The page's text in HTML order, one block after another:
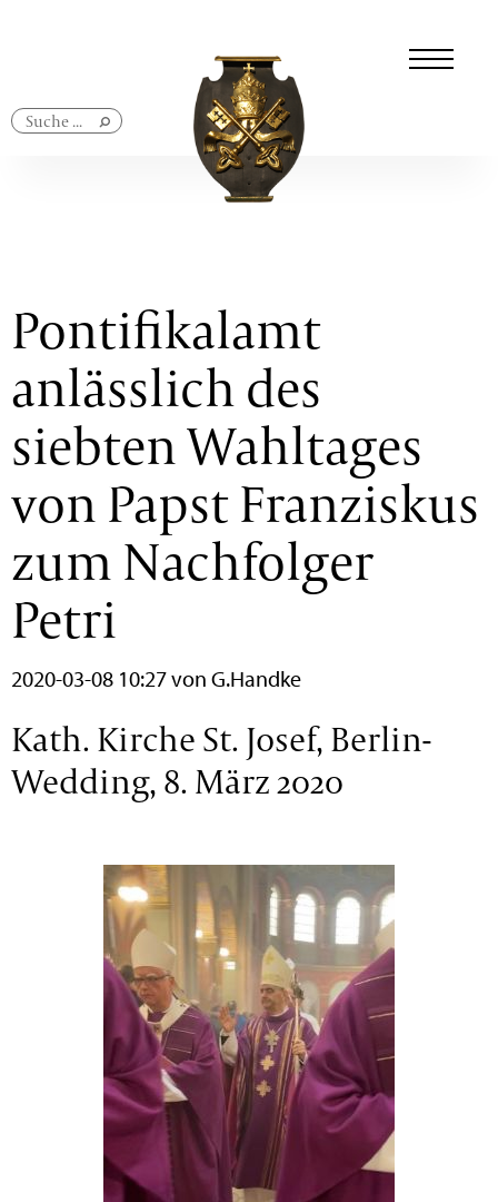
Pontifikalamt
anlässlich des
siebten Wahltages
von Papst Franziskus
zum Nachfolger
Petri
2020-03-08 10:27von G.Handke
Kath. Kirche St. Josef, Berlin-
Wedding, 8. März 2020